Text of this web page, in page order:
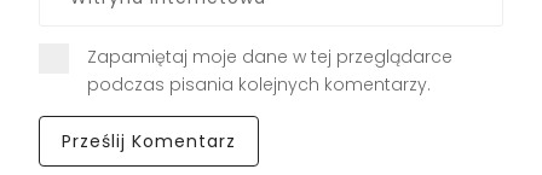
Zapamiętaj moje dane w tej przeglądarce
podczas pisania kolejnych komentarzy.